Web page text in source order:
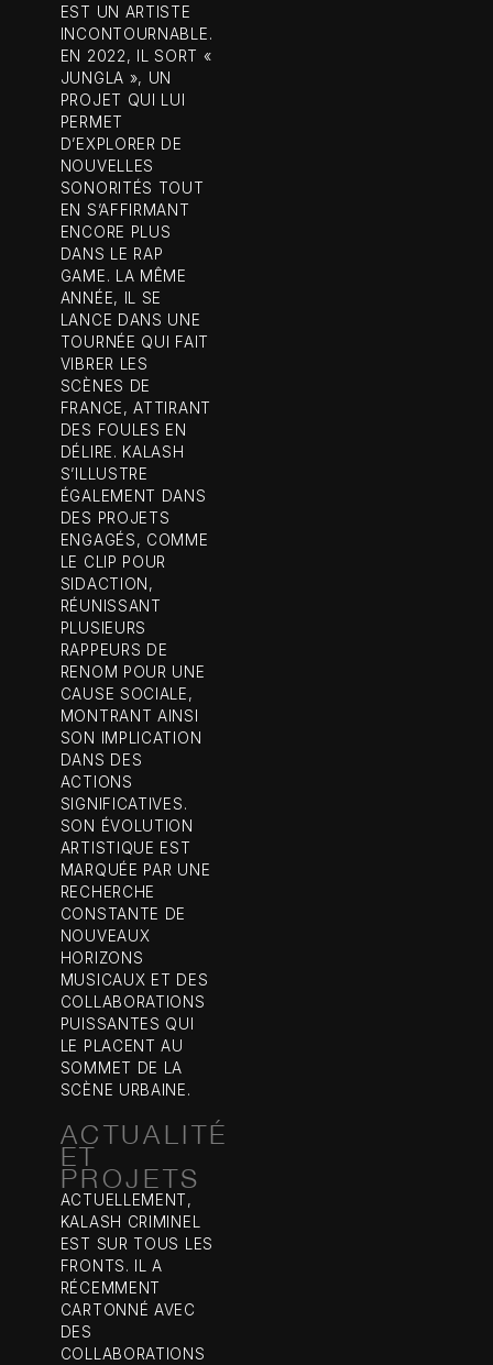
EST UN ARTISTE
INCONTOURNABLE.
EN 2022, IL SORT «
JUNGLA », UN
PROJET QUI LUI
PERMET
D’EXPLORER DE
NOUVELLES
SONORITÉS TOUT
EN S’AFFIRMANT
ENCORE PLUS
DANS LE RAP
GAME. LA MÊME
ANNÉE, IL SE
LANCE DANS UNE
TOURNÉE QUI FAIT
VIBRER LES
SCÈNES DE
FRANCE, ATTIRANT
DES FOULES EN
DÉLIRE. KALASH
S’ILLUSTRE
ÉGALEMENT DANS
DES PROJETS
ENGAGÉS, COMME
LE CLIP POUR
SIDACTION,
RÉUNISSANT
PLUSIEURS
RAPPEURS DE
RENOM POUR UNE
CAUSE SOCIALE,
MONTRANT AINSI
SON IMPLICATION
DANS DES
ACTIONS
SIGNIFICATIVES.
SON ÉVOLUTION
ARTISTIQUE EST
MARQUÉE PAR UNE
RECHERCHE
CONSTANTE DE
NOUVEAUX
HORIZONS
MUSICAUX ET DES
COLLABORATIONS
PUISSANTES QUI
LE PLACENT AU
SOMMET DE LA
SCÈNE URBAINE.
ACTUALITÉ
ET
PROJETS
ACTUELLEMENT,
KALASH CRIMINEL
EST SUR TOUS LES
FRONTS. IL A
RÉCEMMENT
CARTONNÉ AVEC
DES
COLLABORATIONS